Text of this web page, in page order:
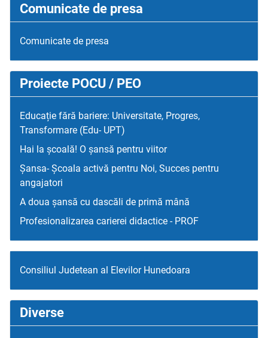
Comunicate de presa
Comunicate de presa
Proiecte POCU / PEO
Educație fără bariere: Universitate, Progres,
Transformare (Edu- UPT)
Hai la școală! O șansă pentru viitor
Șansa- Școala activă pentru Noi, Succes pentru
angajatori
A doua șansă cu dascăli de primă mână
Profesionalizarea carierei didactice - PROF
Consiliul Judetean al Elevilor Hunedoara
Diverse